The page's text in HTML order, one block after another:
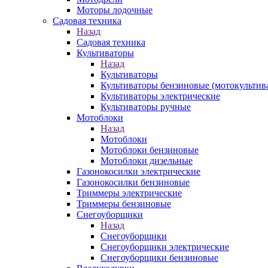
Моторы лодочные
Садовая техника
Назад
Садовая техника
Культиваторы
Назад
Культиваторы
Культиваторы бензиновые
Культиваторы электрические
Культиваторы ручные
Мотоблоки
Назад
Мотоблоки
Мотоблоки бензиновые
Мотоблоки дизельные
Газонокосилки электрические
Газонокосилки бензиновые
Триммеры электрические
Триммеры бензиновые
Снегоуборщики
Назад
Снегоуборщики
Снегоуборщики электрические
Снегоуборщики бензиновые